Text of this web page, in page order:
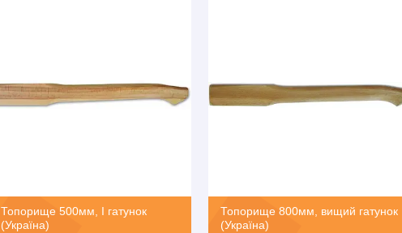
Топорище 500мм, I гатунок
(Україна)
Топорище 800мм, вищий гатунок
(Україна)